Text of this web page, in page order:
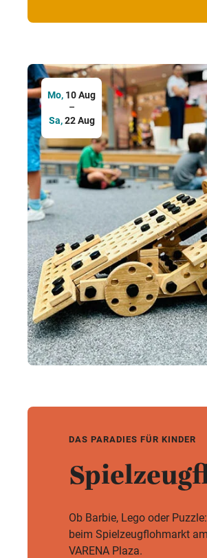
Mo, 10 Aug
–
Sa,22 Aug
DAS PARADIES FÜR KINDER
Ob Barbie, Lego oder
beim Spielzeugflohmarkt
VARENA Plaza.